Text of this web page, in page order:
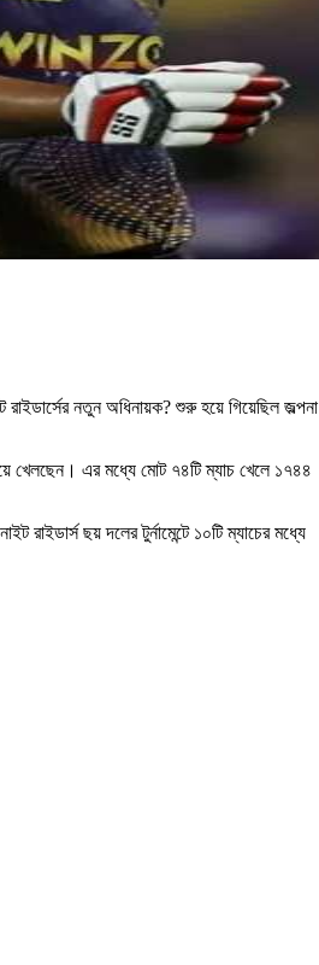
নতুন অধিনায়ক? শুরু হয়ে গিয়েছিল
খেলছেন। এর মধ্যে মোট ৭৪টি ম্যাচ খেলে ১৭৪৪
ছয় দলের টুর্নামেন্টে ১০টি ম্যাচের মধ্যে